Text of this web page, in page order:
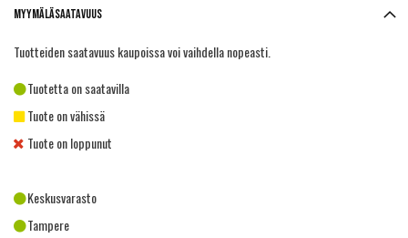
Myymäläsaatavuus
Tuotteiden saatavuus kaupoissa voi vaihdella nopeasti.
Tuotetta on saatavilla
Tuote on vähissä
Tuote on loppunut
Keskusvarasto
Tampere